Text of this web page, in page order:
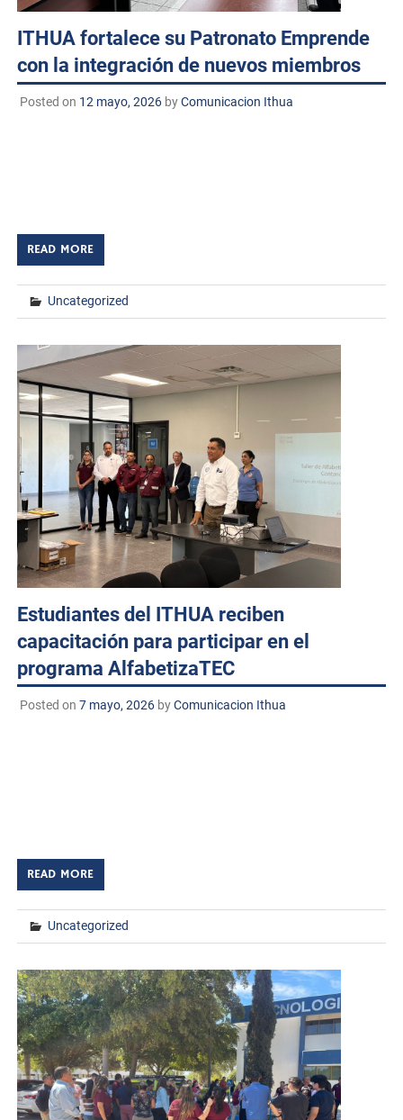
ITHUA fortalece su Patronato Emprende
con la integración de nuevos miembros
Posted on 12 mayo, 2026byComunicacion Ithua
READ MORE
Uncategorized
Estudiantes del ITHUA reciben
capacitación para participar en el
programa AlfabetizaTEC
Posted on 7 mayo, 2026byComunicacion Ithua
READ MORE
Uncategorized